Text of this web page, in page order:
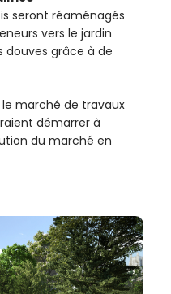
seront réaménagés
vers le jardin
grâce à de
marché de travaux
démarrer à
du marché en